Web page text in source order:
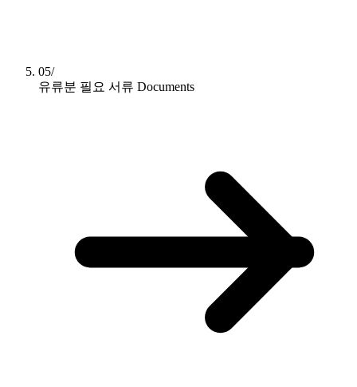
05/
유류분 필요 서류 Documents